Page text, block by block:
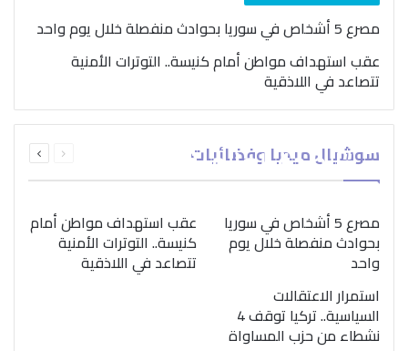
مصرع 5 أشخاص في سوريا بحوادث منفصلة خلال يوم واحد
عقب استهداف مواطن أمام كنيسة.. التوترات الأمنية
تتصاعد في اللاذقية
سوشيال ميديا وفضائيات الصفحةالصفحة
بمناسبة اليوم الدولي..
“الصحة العالمية” تؤكد
ضرورة اتباع نهج متكامل
لمواجهة إدمان المخدرات
مصرع 5 أشخاص في سوريا
بحوادث منفصلة خلال يوم
واحد
عقب استهداف مواطن أمام
كنيسة.. التوترات الأمنية
تتصاعد في اللاذقية
استمرار الاعتقالات
السياسية.. تركيا توقف 4
نشطاء من حزب المساواة